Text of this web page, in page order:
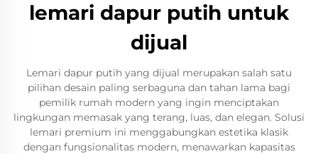
lemari dapur putih untuk
dijual
Lemari dapur putih yang dijual merupakan salah satu
pilihan desain paling serbaguna dan tahan lama bagi
pemilik rumah modern yang ingin menciptakan
lingkungan memasak yang terang, luas, dan elegan. Solusi
lemari premium ini menggabungkan estetika klasik
dengan fungsionalitas modern, menawarkan kapasitas